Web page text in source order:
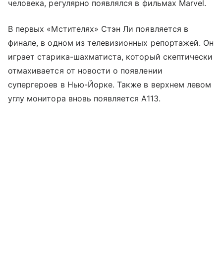
человека, регулярно появлялся в фильмах Marvel.
В первых «Мстителях» Стэн Ли появляется в
финале, в одном из телевизионных репортажей. Он
играет старика-шахматиста, который скептически
отмахивается от новости о появлении
супергероев в Нью-Йорке. Также в верхнем левом
углу монитора вновь появляется A113.